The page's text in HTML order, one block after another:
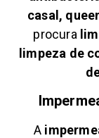
casal,
procura
limpeza de
A